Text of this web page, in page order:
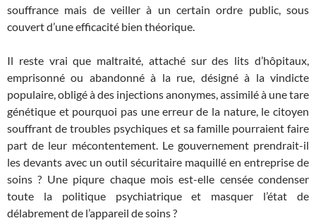
souffrance mais de veiller à un certain ordre public, sous
couvert d’une efficacité bien théorique.
Il reste vrai que maltraité, attaché sur des lits d’hôpitaux,
emprisonné ou abandonné à la rue, désigné à la vindicte
populaire, obligé à des injections anonymes, assimilé à une tare
génétique et pourquoi pas une erreur de la nature, le citoyen
souffrant de troubles psychiques et sa famille pourraient faire
part de leur mécontentement. Le gouvernement prendrait-il
les devants avec un outil sécuritaire maquillé en entreprise de
soins ? Une piqure chaque mois est-elle censée condenser
toute la politique psychiatrique et masquer l’état de
délabrement de l’appareil de soins ?